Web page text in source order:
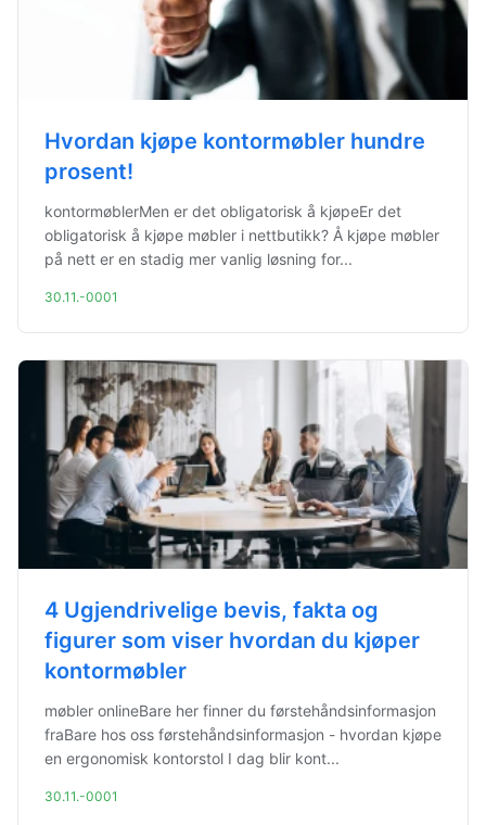
Hvordan kjøpe kontormøbler hundre
prosent!
kontormøblerMen er det obligatorisk å kjøpeEr det
obligatorisk å kjøpe møbler i nettbutikk? Å kjøpe møbler
på nett er en stadig mer vanlig løsning for...
30.11.-0001
4 Ugjendrivelige bevis, fakta og
figurer som viser hvordan du kjøper
kontormøbler
møbler onlineBare her finner du førstehåndsinformasjon
fraBare hos oss førstehåndsinformasjon - hvordan kjøpe
en ergonomisk kontorstol I dag blir kont...
30.11.-0001